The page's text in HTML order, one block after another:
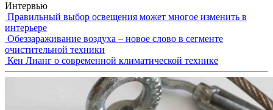
Интервью
Правильный выбор освещения может многое изменить в
интерьере
Обеззараживание воздуха – новое слово в сегменте
очистительной техники
Кен Лианг о современной климатической технике